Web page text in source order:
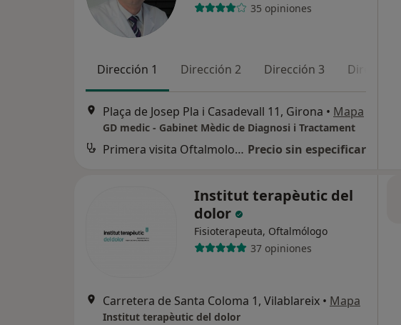
35 opiniones
Dirección 1 Dirección 2 Dirección 3 Dirección 4
Plaça de Josep Pla i Casadevall 11, Girona • Mapa
GD medic - Gabinet Mèdic de Diagnosi i Tractament
Primera visita Oftalmología Precio sin especificar
Institut terapèutic del
dolor
Fisioterapeuta, Oftalmólogo
37 opiniones
Carretera de Santa Coloma 1, Vilablareix • Mapa
Institut terapèutic del dolor